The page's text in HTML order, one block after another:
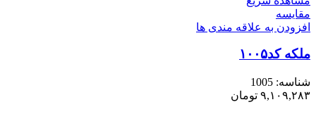
مقایسه
افزودن به علاقه مندی ها
ملکه کد۱۰۰۵
شناسه: 1005
۹,۱۰۹,۲۸۳ تومان